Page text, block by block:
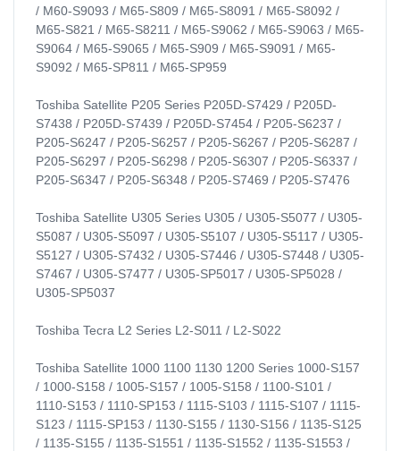
/ M60-S9093 / M65-S809 / M65-S8091 / M65-S8092 /
M65-S821 / M65-S8211 / M65-S9062 / M65-S9063 / M65-
S9064 / M65-S9065 / M65-S909 / M65-S9091 / M65-
S9092 / M65-SP811 / M65-SP959
Toshiba Satellite P205 Series P205D-S7429 / P205D-
S7438 / P205D-S7439 / P205D-S7454 / P205-S6237 /
P205-S6247 / P205-S6257 / P205-S6267 / P205-S6287 /
P205-S6297 / P205-S6298 / P205-S6307 / P205-S6337 /
P205-S6347 / P205-S6348 / P205-S7469 / P205-S7476
Toshiba Satellite U305 Series U305 / U305-S5077 / U305-
S5087 / U305-S5097 / U305-S5107 / U305-S5117 / U305-
S5127 / U305-S7432 / U305-S7446 / U305-S7448 / U305-
S7467 / U305-S7477 / U305-SP5017 / U305-SP5028 /
U305-SP5037
Toshiba Tecra L2 Series L2-S011 / L2-S022
Toshiba Satellite 1000 1100 1130 1200 Series 1000-S157
/ 1000-S158 / 1005-S157 / 1005-S158 / 1100-S101 /
1110-S153 / 1110-SP153 / 1115-S103 / 1115-S107 / 1115-
S123 / 1115-SP153 / 1130-S155 / 1130-S156 / 1135-S125
/ 1135-S155 / 1135-S1551 / 1135-S1552 / 1135-S1553 /